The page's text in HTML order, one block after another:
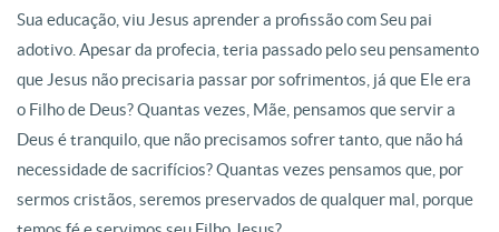
Sua educação, viu Jesus aprender a profissão com Seu pai
adotivo. Apesar da profecia, teria passado pelo seu pensamento
que Jesus não precisaria passar por sofrimentos, já que Ele era
o Filho de Deus? Quantas vezes, Mãe, pensamos que servir a
Deus é tranquilo, que não precisamos sofrer tanto, que não há
necessidade de sacrifícios? Quantas vezes pensamos que, por
sermos cristãos, seremos preservados de qualquer mal, porque